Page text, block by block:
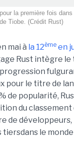
la première fois
de Tiobe. (Crédit Rust)
mai à la 12èmeen
Rust intègre le
progression
pour le titre de
de popularité,
du classement
de
le monde